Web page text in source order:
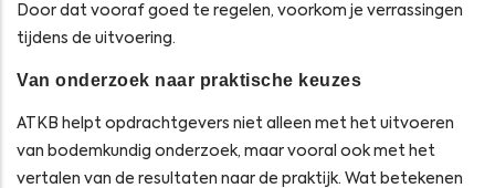
Door dat vooraf goed te regelen, voorkom je verrassingen
tijdens de uitvoering.
Van onderzoek naar praktische keuzes
ATKB helpt opdrachtgevers niet alleen met het uitvoeren
van bodemkundig onderzoek, maar vooral ook met het
vertalen van de resultaten naar de praktijk. Wat betekenen